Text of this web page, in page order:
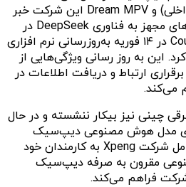
(موسوم به Zhiyin در بازار داخلی) و Dream MPV این شرکت خبر
داد. این مدل‌ها اولین مدل‌های مجهز به فناوری DeepSeek در
بازار خواهند بود. مدل Courage در ۱۴ فوریه به‌روزرسانی نرم افزاری
این به روز رسانی ویژگی‌هایی از
ارتباط و دریافت اطلاعات در
می‌کند.
چینی نیز بیکار ننشسته و در حال
مدل هوش مصنوعی دیپ‌سیک
هستند. در این باره مدیر عامل شرکت Xpeng به کارمندان خود
مقرون به صرفه دیپ‌سیک
فراهم می‌کند.